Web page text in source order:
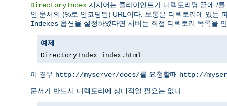
DirectoryIndex 지시어는 클라이언트가 디렉토리명 끝에 /
인 문서의 (%로 인코딩된) URL이다. 보통은 디렉토리에 있는
Indexes 옵션을 설정하였다면 서버는 직접 디렉토리 목록을
예제
DirectoryIndex index.html
이 경우 http://myserver/docs/를 요청할때 http://
문서가 반드시 디렉토리에 상대적일 필요는 없다.